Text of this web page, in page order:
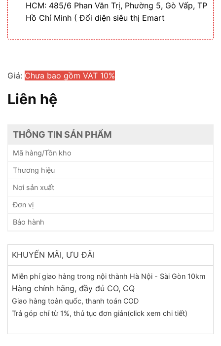
HCM: 485/6 Phan Văn Trị, Phường 5, Gò Vấp, TP
Hồ Chí Minh ( Đối diện siêu thị Emart
Giá: Chưa bao gồm VAT 10%
Liên hệ
THÔNG TIN SẢN PHẨM
Mã hàng/Tồn kho
Thương hiệu
Nơi sản xuất
Đơn vị
Bảo hành
KHUYẾN MÃI, ƯU ĐÃI
Miễn phí giao hàng trong nội thành Hà Nội - Sài Gòn 10km
Hàng chính hãng, đầy đủ CO, CQ
Giao hàng toàn quốc, thanh toán COD
Trả góp chỉ từ 1%, thủ tục đơn giản(click xem chi tiết)